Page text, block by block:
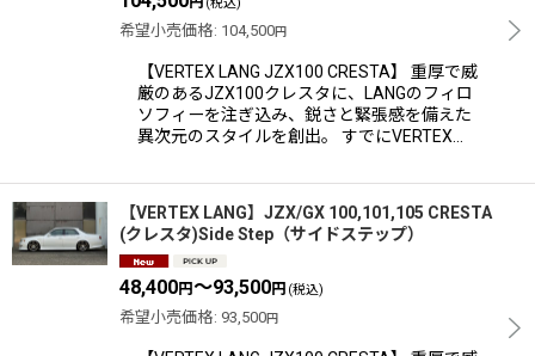
(税込)
希望小売価格: 104,500円
【VERTEX LANG JZX100 CRESTA】 重厚で威
厳のあるJZX100クレスタに、LANGのフィロ
ソフィーを注ぎ込み、鋭さと緊張感を備えた
異次元のスタイルを創出。 すでにVERTEX…
【VERTEX LANG】JZX/GX 100,101,105 CRESTA
(クレスタ)Side Step（サイドステップ）
48,400円～93,500円 (税込)
希望小売価格: 93,500円